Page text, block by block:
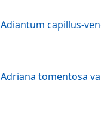
Adiantum capillus-